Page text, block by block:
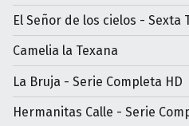
El Señor de los cielos - Sexta
Camelia la Texana
La Bruja - Serie Completa HD
Hermanitas Calle - Serie